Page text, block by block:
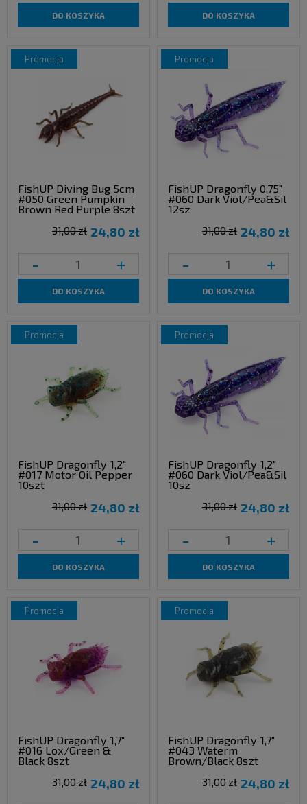
DO KOSZYKA DO KOSZYKA
FishUP Diving Bug 5cm
#050 Green Pumpkin
Brown Red Purple 8szt
24,80 zł
31,00 zł
- +
DO KOSZYKA
promocja
FishUP Dragonfly 0,75"
#060 Dark Viol/Pea&Sil
12sz
24,80 zł
31,00 zł
- +
DO KOSZYKA
promocja
FishUP Dragonfly 1,2"
#017 Motor Oil Pepper
10szt
24,80 zł
31,00 zł
- +
DO KOSZYKA
promocja
FishUP Dragonfly 1,2"
#060 Dark Viol/Pea&Sil
10sz
24,80 zł
31,00 zł
- +
DO KOSZYKA
promocja
FishUP Dragonfly 1,7"
#016 Lox/Green &
Black 8szt
24,80 zł
31,00 zł
promocja
FishUP Dragonfly 1,7"
#043 Waterm
Brown/Black 8szt
24,80 zł
31,00 zł
promocja